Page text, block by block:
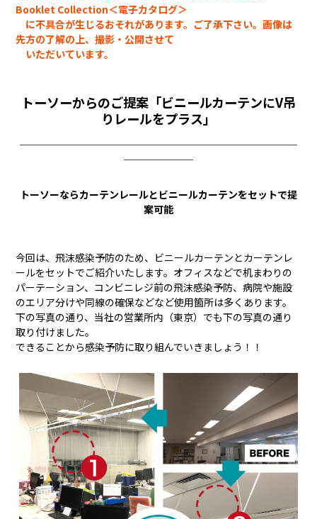
Booklet Collection＜電子カタログ＞
に不具合が生じるおそれがあります。ご了承下さい。画像は
先方の了解の上、撮影・公開させて
いただいています。
トーソーからのご提案「ビニールカーテンにV吊
りレールをプラス」
￣￣￣￣￣￣￣￣￣￣￣￣￣￣￣￣￣￣￣￣￣￣￣￣￣￣￣￣
￣￣￣￣￣￣￣
トーソーならカーテンレールとビニールカーテンをセットで提
案可能
今回は、飛沫感染予防のため、ビニールカーテンとカーテンレ
ールをセットでご紹介いたします。オフィスなどで机まわりの
パーテーション、コンビニレジ前の飛沫感染予防、病院や施設
のエリア分けや同線の確保などなど使用箇所は多くあります。
下の写真の通り、当社の営業所内（東京）でも下の写真の通り
取り付けました。
できることから感染予防に取り組んでいきましょう！！